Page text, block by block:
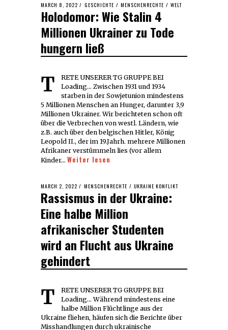
POSTED
ON
MARCH 8, 2022 MARCH
2022
GESCHICHTE / MENSCHENRECHTE / WELT
Holodomor: Wie Stalin 4
Millionen Ukrainer zu Tode
hungern ließ
TRETE UNSERER TG GRUPPE BEI
Loading... Zwischen 1931 und 1934
starben in der Sowjetunion mindestens
5 Millionen Menschen an Hunger, darunter 3,9
Millionen Ukrainer. Wir berichteten schon oft
über die Verbrechen von westl. Ländern, wie
z.B. auch über den belgischen Hitler, König
Leopold II., der im 19.Jahrh. mehrere Millionen
Afrikaner verstümmeln lies (vor allem
Kinder… Weiter lesen
POSTED
ON
MARCH 2, 2022 MARCH
2022
MENSCHENRECHTE / UKRAINE KONFLIKT
Rassismus in der Ukraine:
Eine halbe Million
afrikanischer Studenten
wird an Flucht aus Ukraine
gehindert
TRETE UNSERER TG GRUPPE BEI
Loading... Während mindestens eine
halbe Million Flüchtlinge aus der
Ukraine fliehen, häufen sich die Berichte über
Misshandlungen durch ukrainische